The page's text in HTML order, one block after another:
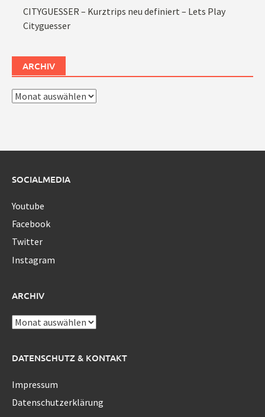
CITYGUESSER – Kurztrips neu definiert – Lets Play
Cityguesser
ARCHIV
Archiv
SOCIALMEDIA
Youtube
Facebook
Twitter
Instagram
ARCHIV
Archiv
DATENSCHUTZ & KONTAKT
Impressum
Datenschutzerklärung